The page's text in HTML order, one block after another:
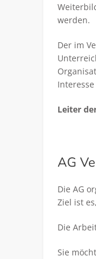
werden.
Der im
Leiter
AG
Die AG
Ziel ist
Die
Sie